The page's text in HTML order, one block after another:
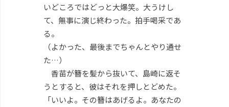
いどころではどっと大爆笑。大うけし
て、無事に演じ終わった。拍手喝采であ
る。
（よかった、最後までちゃんとやり通せ
た…）
香苗が簪を髪から抜いて、島崎に返そ
うとすると、彼はそれを押しとどめた。
「いいよ。その簪はあげるよ。あなたの